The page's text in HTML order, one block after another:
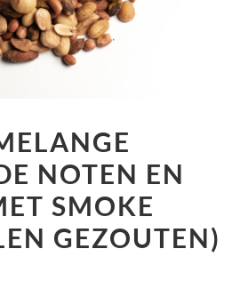
NOTEN EN
SMOKE
GEZOUTEN)